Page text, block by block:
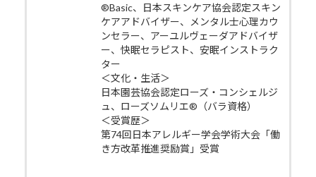
®Basic、日本スキンケア協会認定スキン
ケアアドバイザー、メンタル士心理カウ
ンセラー、アーユルヴェーダアドバイザ
ー、快眠セラピスト、安眠インストラク
ター
＜文化・生活＞
日本園芸協会認定ローズ・コンシェルジ
ュ、ローズソムリエ®（バラ資格）
＜受賞歴＞
第74回日本アレルギー学会学術大会「働
き方改革推進奨励賞」受賞